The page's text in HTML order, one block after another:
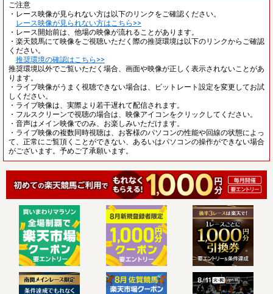
ご注意
・レース映像が見られない方は以下のリンクをご確認ください。
レース映像が見られない方はこちら>>
・レース開始前は、他場の映像が流れることがあります。
・楽天競馬にて映像をご視聴いただく際の推奨環境は以下のリンクからご確認
ください。
推奨環境の確認はこちら>>
推奨環境以外でご覧いただく場合、画面や映像が正しく表示されないことがあ
ります。
・ライブ映像がうまく視聴できない場合は、ビットレート設定を変更してお試
しください。
・ライブ映像は、実際より若干遅れて配信されます。
・フルスクリーンで視聴の場合は、映像アイコンをクリックしてください。
・音声はメイン映像でのみ、お楽しみいただけます。
・ライブ映像の複数同時視聴は、お客様のパソコンの性能や回線の状態によっ
て、正常にご覧頂くことができない、あるいはパソコンの操作ができない場合
がございます。予めご了承願います。